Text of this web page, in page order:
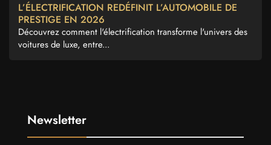
L’ÉLECTRIFICATION REDÉFINIT L’AUTOMOBILE DE
PRESTIGE EN 2026
Découvrez comment l'électrification transforme l'univers des
voitures de luxe, entre...
Newsletter